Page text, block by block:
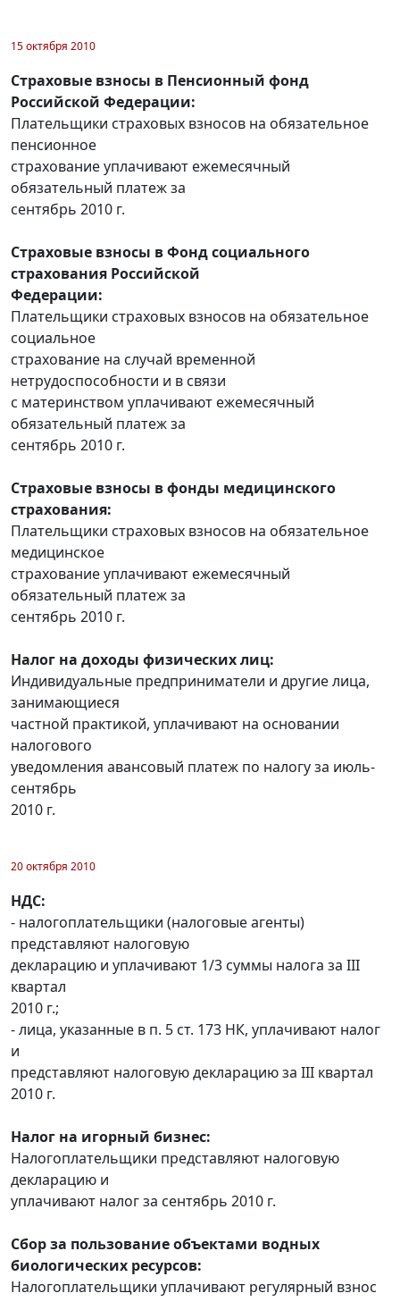
15 октября 2010
Страховые взносы в Пенсионный фонд
Российской Федерации:
Плательщики страховых взносов на обязательное
пенсионное
страхование уплачивают ежемесячный
обязательный платеж за
сентябрь 2010 г.
Страховые взносы в Фонд социального
страхования Российской
Федерации:
Плательщики страховых взносов на обязательное
социальное
страхование на случай временной
нетрудоспособности и в связи
с материнством уплачивают ежемесячный
обязательный платеж за
сентябрь 2010 г.
Страховые взносы в фонды медицинского
страхования:
Плательщики страховых взносов на обязательное
медицинское
страхование уплачивают ежемесячный
обязательный платеж за
сентябрь 2010 г.
Налог на доходы физических лиц:
Индивидуальные предприниматели и другие лица,
занимающиеся
частной практикой, уплачивают на основании
налогового
уведомления авансовый платеж по налогу за июль-
сентябрь
2010 г.
20 октября 2010
НДС:
- налогоплательщики (налоговые агенты)
представляют налоговую
декларацию и уплачивают 1/3 суммы налога за III
квартал
2010 г.;
- лица, указанные в п. 5 ст. 173 НК, уплачивают налог
и
представляют налоговую декларацию за III квартал
2010 г.
Налог на игорный бизнес:
Налогоплательщики представляют налоговую
декларацию и
уплачивают налог за сентябрь 2010 г.
Сбор за пользование объектами водных
биологических ресурсов:
Налогоплательщики уплачивают регулярный взнос